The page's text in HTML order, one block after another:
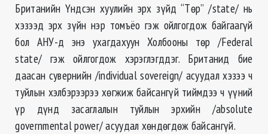
Британийн Үндсэн хуулийн эрх зүйд “Төр” /state/ нь
хэзээд эрх зүйн нэр томъёо гэж ойлгогдож байгаагүй
бол АНУ-д энэ ухагдахуун Холбооны төр /Federal
state/ гэж ойлгогдож хэрэглэгддэг. Британид бие
даасан сувернийн /individual sovereign/ асуудал хэзээ ч
туйлын хэлбэрээрээ хөгжиж байсангүй тиймдээ ч үүний
үр дүнд засаглалын туйлын эрхийн /absolute
governmental power/ асуудал хөндөгдөж байсангүй.